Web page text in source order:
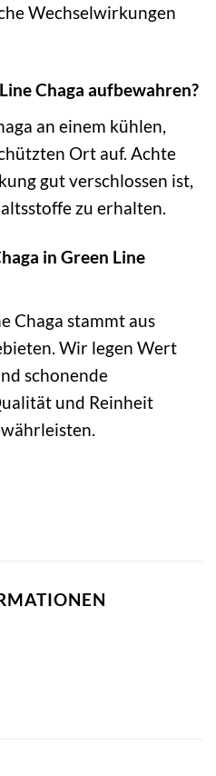
Wechselwirkungen
Chaga aufbewahren?
an einem kühlen,
Ort auf. Achte
gut verschlossen ist,
zu erhalten.
in Green Line
Chaga stammt aus
Wir legen Wert
schonende
und Reinheit